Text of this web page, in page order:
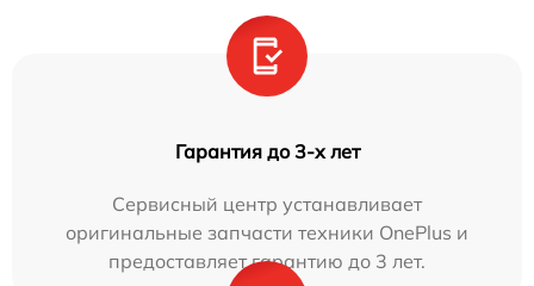
Гарантия до 3-х лет
Сервисный центр устанавливает
оригинальные запчасти техники OnePlus и
предоставляет гарантию до 3 лет.